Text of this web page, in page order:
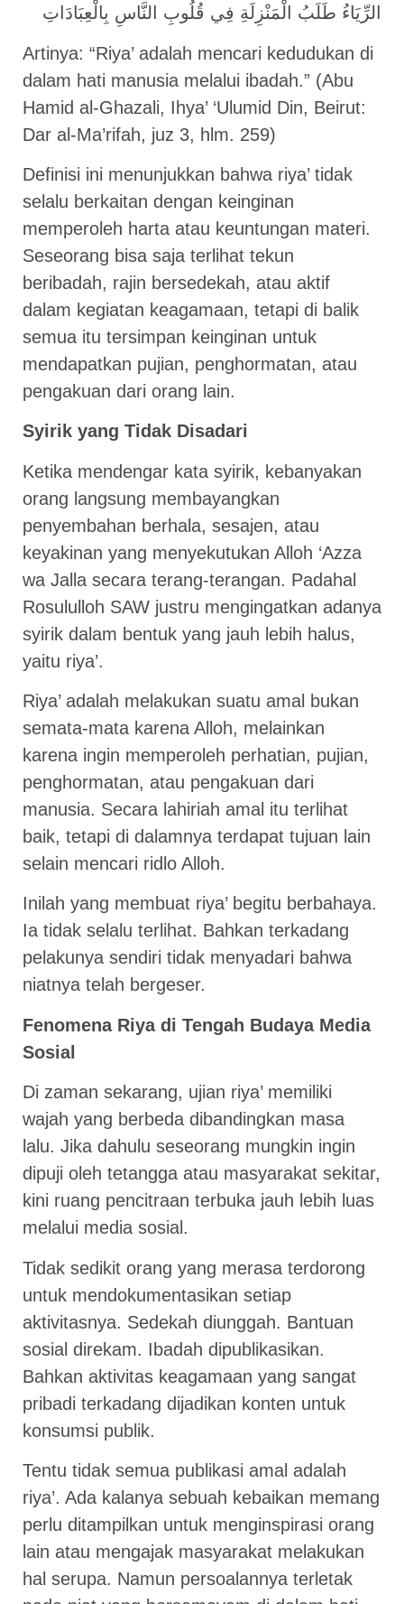
الرِّيَاءُ طَلَبُ الْمَنْزِلَةِ فِي قُلُوبِ النَّاسِ بِالْعِبَادَاتِ
Artinya: “Riya’ adalah mencari kedudukan di
dalam hati manusia melalui ibadah.” (Abu
Hamid al-Ghazali, Ihya’ ‘Ulumid Din, Beirut:
Dar al-Ma’rifah, juz 3, hlm. 259)
Definisi ini menunjukkan bahwa riya’ tidak
selalu berkaitan dengan keinginan
memperoleh harta atau keuntungan materi.
Seseorang bisa saja terlihat tekun
beribadah, rajin bersedekah, atau aktif
dalam kegiatan keagamaan, tetapi di balik
semua itu tersimpan keinginan untuk
mendapatkan pujian, penghormatan, atau
pengakuan dari orang lain.
Syirik yang Tidak Disadari
Ketika mendengar kata syirik, kebanyakan
orang langsung membayangkan
penyembahan berhala, sesajen, atau
keyakinan yang menyekutukan Alloh ‘Azza
wa Jalla secara terang-terangan. Padahal
Rosululloh SAW justru mengingatkan adanya
syirik dalam bentuk yang jauh lebih halus,
yaitu riya’.
Riya’ adalah melakukan suatu amal bukan
semata-mata karena Alloh, melainkan
karena ingin memperoleh perhatian, pujian,
penghormatan, atau pengakuan dari
manusia. Secara lahiriah amal itu terlihat
baik, tetapi di dalamnya terdapat tujuan lain
selain mencari ridlo Alloh.
Inilah yang membuat riya’ begitu berbahaya.
Ia tidak selalu terlihat. Bahkan terkadang
pelakunya sendiri tidak menyadari bahwa
niatnya telah bergeser.
Fenomena Riya di Tengah Budaya Media
Sosial
Di zaman sekarang, ujian riya’ memiliki
wajah yang berbeda dibandingkan masa
lalu. Jika dahulu seseorang mungkin ingin
dipuji oleh tetangga atau masyarakat sekitar,
kini ruang pencitraan terbuka jauh lebih luas
melalui media sosial.
Tidak sedikit orang yang merasa terdorong
untuk mendokumentasikan setiap
aktivitasnya. Sedekah diunggah. Bantuan
sosial direkam. Ibadah dipublikasikan.
Bahkan aktivitas keagamaan yang sangat
pribadi terkadang dijadikan konten untuk
konsumsi publik.
Tentu tidak semua publikasi amal adalah
riya’. Ada kalanya sebuah kebaikan memang
perlu ditampilkan untuk menginspirasi orang
lain atau mengajak masyarakat melakukan
hal serupa. Namun persoalannya terletak